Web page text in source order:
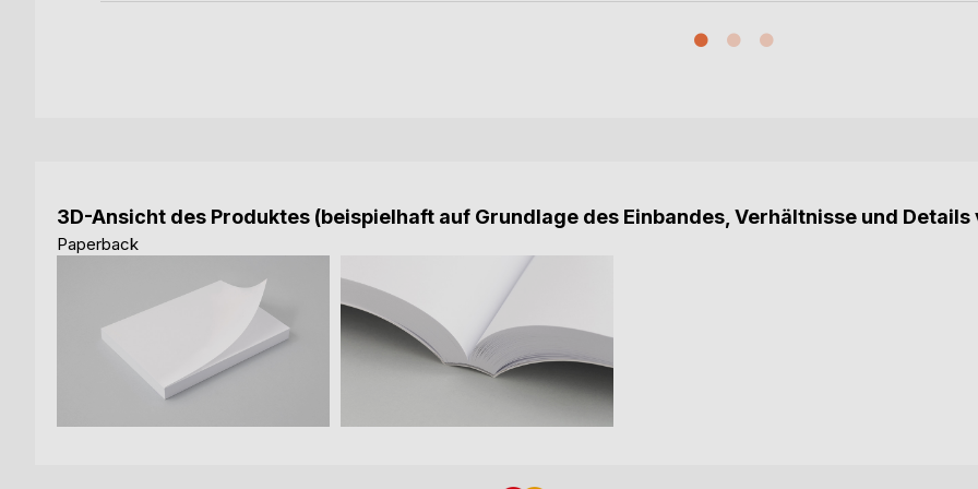
3D-Ansicht des Produktes (beispielhaft auf Grundlage des Einbandes, Verhältnisse und
Paperback